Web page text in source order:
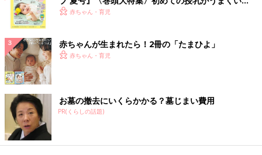
く！ おっぱい・ミルクの基本と夏のトラブル 解決テ
赤ちゃん・育児
赤ちゃんが生まれたら！2冊の「たまひよ」
赤ちゃん・育児
お墓の撤去にいくらかかる？墓じまい費用
PR(くらしの話題)